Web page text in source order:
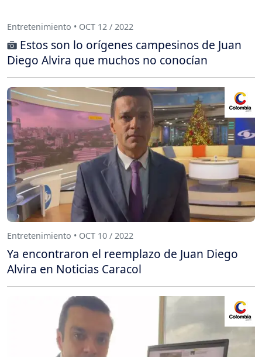
Entretenimiento • OCT 12 / 2022
Estos son lo orígenes campesinos de Juan
Diego Alvira que muchos no conocían
Entretenimiento • OCT 10 / 2022
Ya encontraron el reemplazo de Juan Diego
Alvira en Noticias Caracol